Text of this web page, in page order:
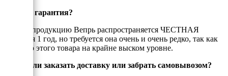
Есть ли гарантия?
На всю продукцию Вепрь распространяется ЧЕСТНАЯ
гарантия 1 год, но требуется она очень и очень редко, так как
качество этого товара на крайне выском уровне.
Можно ли заказать доставку или забрать самовывозом?